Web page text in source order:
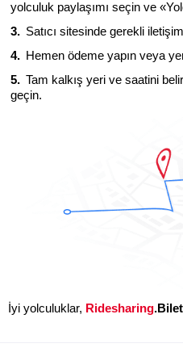
yolculuk paylaşımı seçin ve
Satıcı sitesinde gerekli
Hemen ödeme yapın veya
Tam kalkış yeri ve saatini
geçin.
İyi yolculuklar, Ridesharing